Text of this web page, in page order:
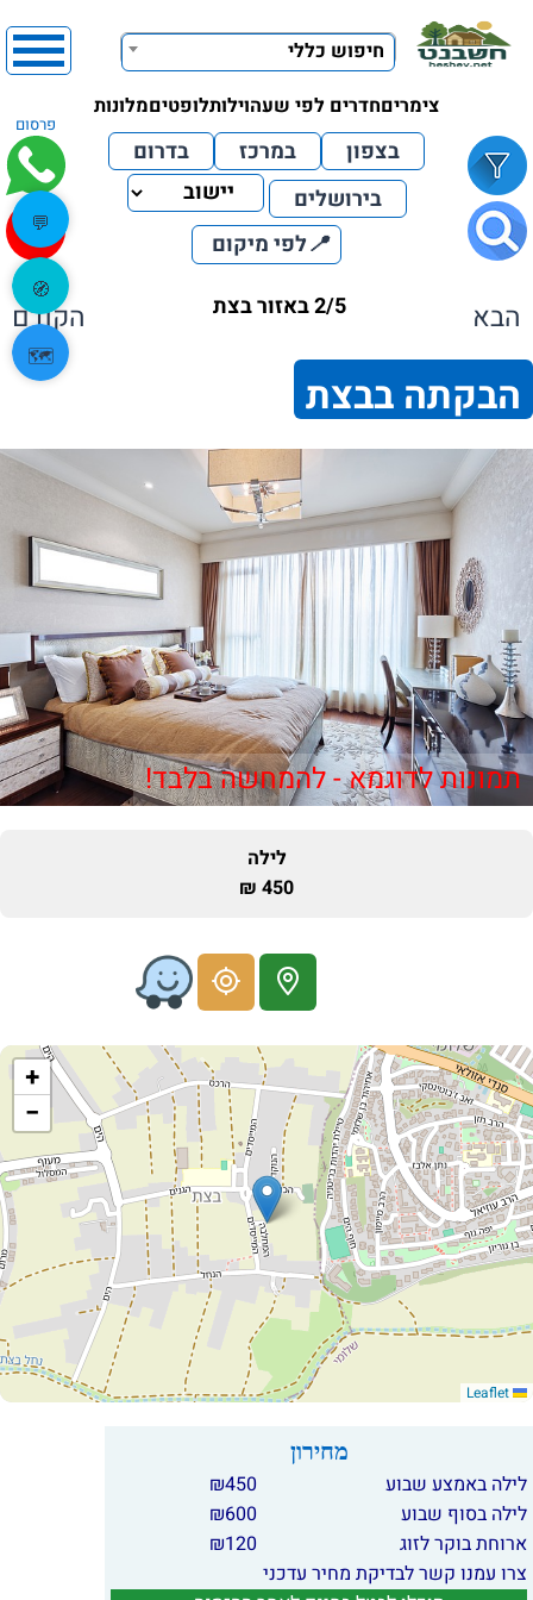
חיפוש כללי
צימריםחדרים לפי שעהוילותלופטיםמלונות
פרסום
בצפון במרכז
בדרום
בירושלים
📍לפי מיקום
הבא 2/5 באזור בצת הקודם
הבקתה בבצת
תמונות לדוגמא - להמחשה בלבד!
לילה
450 ₪
+
−
מחירון
לילה באמצע שבוע 450
₪
לילה בסוף שבוע
600
₪
ארוחת בוקר לזוג
120
₪
צרו עמנו קשר לבדיקת מחיר עדכני
💬
🧭
🗺️